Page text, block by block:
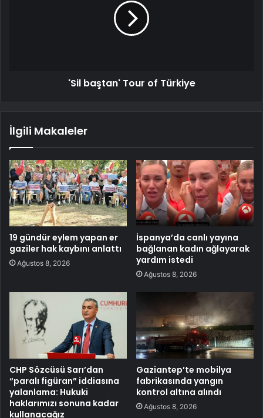
'Sil baştan' Tour of Türkiye
İlgili Makaleler
19 gündür eylem yapan er
gaziler hak kaybını anlattı
Ağustos 8, 2026
İspanya’da canlı yayına
bağlanan kadın ağlayarak
yardım istedi
Ağustos 8, 2026
CHP Sözcüsü Sarı’dan
“paralı figüran” iddiasına
yalanlama: Hukuki
haklarımızı sonuna kadar
kullanacağız
Gaziantep’te mobilya
fabrikasında yangın
kontrol altına alındı
Ağustos 8, 2026